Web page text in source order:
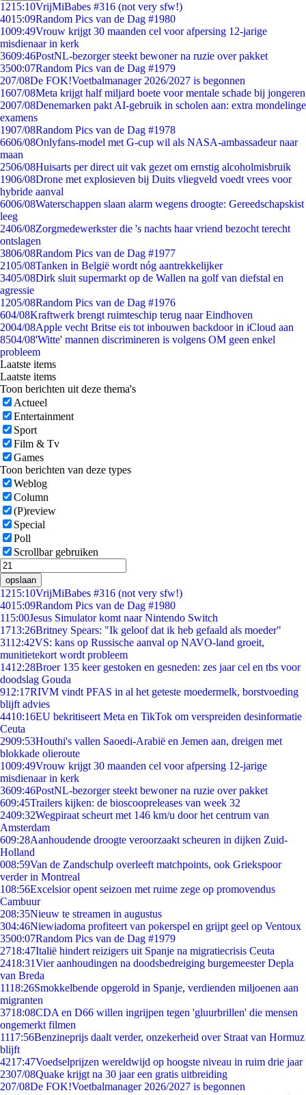
1215:10VrijMiBabes #316 (not very sfw!)
4015:09Random Pics van de Dag #1980
1009:49Vrouw krijgt 30 maanden cel voor afpersing 12-jarige
misdienaar in kerk
3609:46PostNL-bezorger steekt bewoner na ruzie over pakket
3500:07Random Pics van de Dag #1979
207/08De FOK!Voetbalmanager 2026/2027 is begonnen
1607/08Meta krijgt half miljard boete voor mentale schade bij jongeren
2007/08Denemarken pakt AI-gebruik in scholen aan: extra mondelinge
examens
1907/08Random Pics van de Dag #1978
6606/08Onlyfans-model met G-cup wil als NASA-ambassadeur naar
maan
2506/08Huisarts per direct uit vak gezet om ernstig alcoholmisbruik
1906/08Drone met explosieven bij Duits vliegveld voedt vrees voor
hybride aanval
6006/08Waterschappen slaan alarm wegens droogte: Gereedschapskist
leeg
2406/08Zorgmedewerkster die 's nachts haar vriend bezocht terecht
ontslagen
3806/08Random Pics van de Dag #1977
2105/08Tanken in België wordt nóg aantrekkelijker
3405/08Dirk sluit supermarkt op de Wallen na golf van diefstal en
agressie
1205/08Random Pics van de Dag #1976
604/08Kraftwerk brengt ruimteschip terug naar Eindhoven
2004/08Apple vecht Britse eis tot inbouwen backdoor in iCloud aan
8504/08'Witte' mannen discrimineren is volgens OM geen enkel
probleem
Laatste items
Laatste items
Toon berichten uit deze thema's
Actueel
Entertainment
Sport
Film & Tv
Games
Toon berichten van deze types
Weblog
Column
(P)review
Special
Poll
Scrollbar gebruiken
opslaan
1215:10VrijMiBabes #316 (not very sfw!)
4015:09Random Pics van de Dag #1980
115:00Jesus Simulator komt naar Nintendo Switch
1713:26Britney Spears: "Ik geloof dat ik heb gefaald als moeder"
3112:42VS: kans op Russische aanval op NAVO-land groeit,
munitietekort wordt probleem
1412:28Broer 135 keer gestoken en gesneden: zes jaar cel en tbs voor
doodslag Gouda
912:17RIVM vindt PFAS in al het geteste moedermelk, borstvoeding
blijft advies
4410:16EU bekritiseert Meta en TikTok om verspreiden desinformatie
Ceuta
2909:53Houthi's vallen Saoedi-Arabië en Jemen aan, dreigen met
blokkade olieroute
1009:49Vrouw krijgt 30 maanden cel voor afpersing 12-jarige
misdienaar in kerk
3609:46PostNL-bezorger steekt bewoner na ruzie over pakket
609:45Trailers kijken: de bioscoopreleases van week 32
2409:32Wegpiraat scheurt met 146 km/u door het centrum van
Amsterdam
609:28Aanhoudende droogte veroorzaakt scheuren in dijken Zuid-
Holland
008:59Van de Zandschulp overleeft matchpoints, ook Griekspoor
verder in Montreal
108:56Excelsior opent seizoen met ruime zege op promovendus
Cambuur
208:35Nieuw te streamen in augustus
304:46Niewiadoma profiteert van pokerspel en grijpt geel op Ventoux
3500:07Random Pics van de Dag #1979
2718:47Italië hindert reizigers uit Spanje na migratiecrisis Ceuta
2418:31Vier aanhoudingen na doodsbedreiging burgemeester Depla
van Breda
1118:26Smokkelbende opgerold in Spanje, verdienden miljoenen aan
migranten
3718:08CDA en D66 willen ingrijpen tegen 'gluurbrillen' die mensen
ongemerkt filmen
1117:56Benzineprijs daalt verder, onzekerheid over Straat van Hormuz
blijft
4217:47Voedselprijzen wereldwijd op hoogste niveau in ruim drie jaar
2307/08Quake krijgt na 30 jaar een gratis uitbreiding
207/08De FOK!Voetbalmanager 2026/2027 is begonnen